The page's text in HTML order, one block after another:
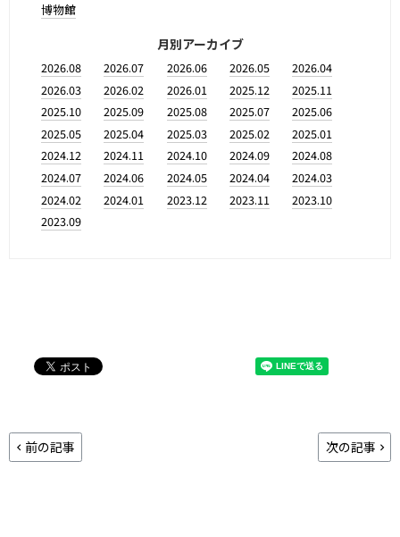
博物館
月別アーカイブ
2026.08 2026.07 2026.06 2026.05
2026.04
2026.03
2026.02 2026.01 2025.12
2025.11
2025.10
2025.09 2025.08 2025.07
2025.06
2025.05
2025.04 2025.03 2025.02
2025.01
2024.12
2024.11 2024.10 2024.09
2024.08
2024.07
2024.06 2024.05 2024.04
2024.03
2024.02
2024.01 2023.12 2023.11
2023.10
2023.09
前の記事 次の記事